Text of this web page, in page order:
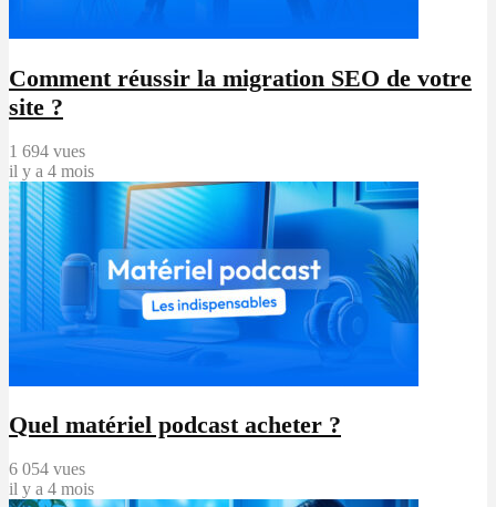
Comment réussir la migration SEO de votre
site ?
1 694 vues
il y a 4 mois
Quel matériel podcast acheter ?
6 054 vues
il y a 4 mois